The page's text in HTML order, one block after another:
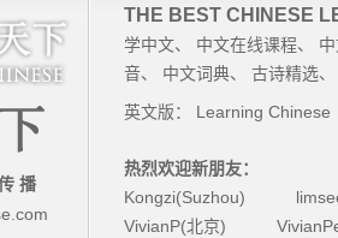
播
THE BEST CHINESE
学中文、 中文在线课程、
音、 中文词典、 古诗精选
英文版： Learning Chinese
热烈欢迎新朋友：
Kongzi(Suzhou)
VivianP(北京)